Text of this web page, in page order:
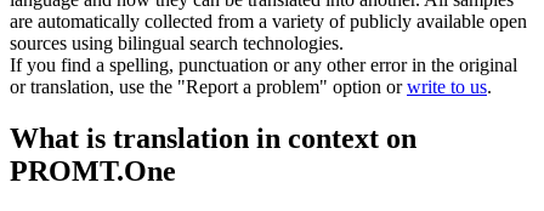
are automatically collected from a variety of publicly available open
sources using bilingual search technologies.
If you find a spelling, punctuation or any other error in the original
or translation, use the "Report a problem" option orwrite to us.
What is translation in context on
PROMT.One